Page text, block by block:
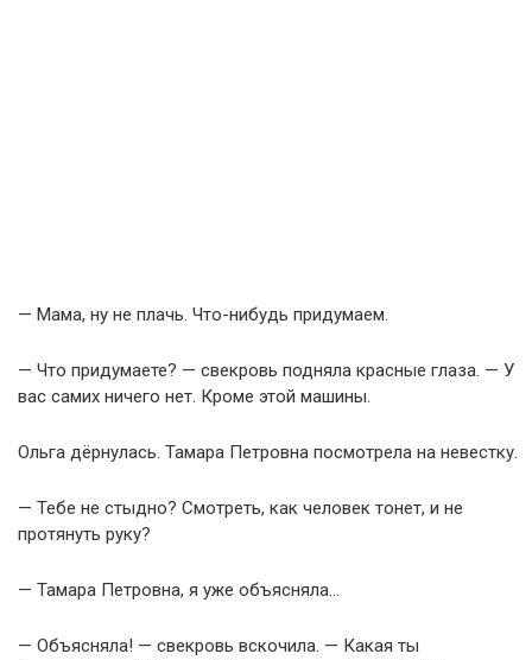
— Мама, ну не плачь. Что-нибудь придумаем.
— Что придумаете? — свекровь подняла красные глаза. — У
вас самих ничего нет. Кроме этой машины.
Ольга дёрнулась. Тамара Петровна посмотрела на невестку.
— Тебе не стыдно? Смотреть, как человек тонет, и не
протянуть руку?
— Тамара Петровна, я уже объясняла…
— Объясняла! — свекровь вскочила. — Какая ты